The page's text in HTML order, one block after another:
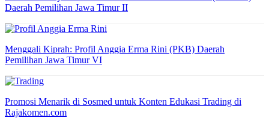
Daerah Pemilihan Jawa Timur II
Menggali Kiprah: Profil Anggia Erma Rini (PKB) Daerah
Pemilihan Jawa Timur VI
Promosi Menarik di Sosmed untuk Konten Edukasi Trading di
Rajakomen.com